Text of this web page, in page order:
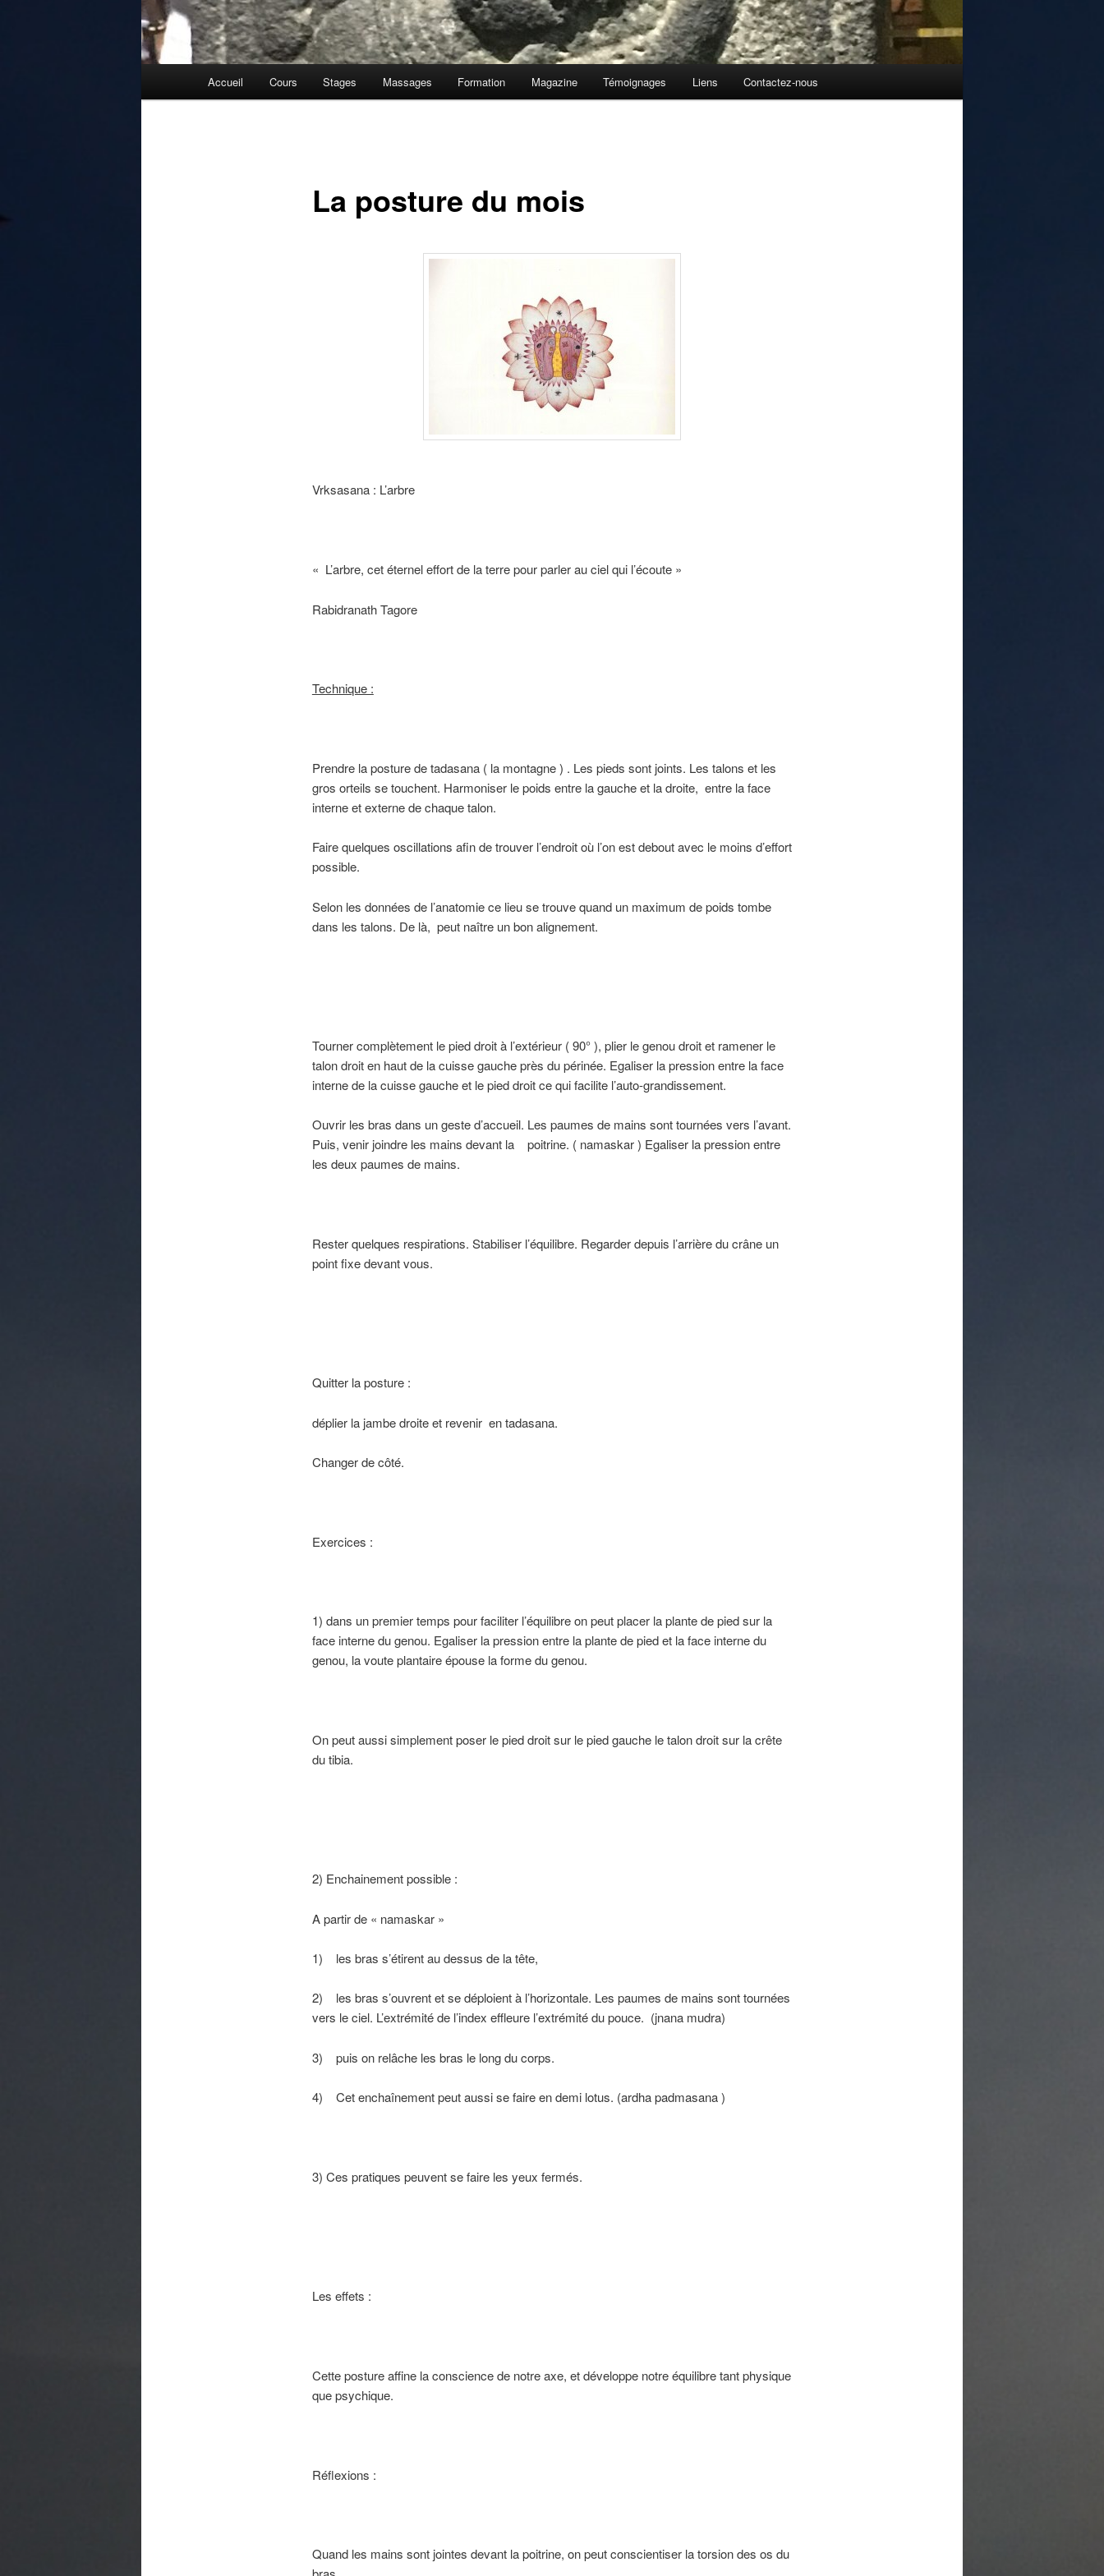
Accueil Cours Stages Massages Formation Magazine Témoignages Liens Contactez-nous
La posture du mois
Vrksasana : L’arbre
« L’arbre, cet éternel effort de la terre pour parler au ciel qui l’écoute »
Rabidranath Tagore
Technique :
Prendre la posture de tadasana ( la montagne ) . Les pieds sont joints. Les talons et les
gros orteils se touchent. Harmoniser le poids entre la gauche et la droite, entre la face
interne et externe de chaque talon.
Faire quelques oscillations afin de trouver l’endroit où l’on est debout avec le moins d’effort
possible.
Selon les données de l’anatomie ce lieu se trouve quand un maximum de poids tombe
dans les talons. De là, peut naître un bon alignement.
Tourner complètement le pied droit à l’extérieur ( 90° ), plier le genou droit et ramener le
talon droit en haut de la cuisse gauche près du périnée. Egaliser la pression entre la face
interne de la cuisse gauche et le pied droit ce qui facilite l’auto-grandissement.
Ouvrir les bras dans un geste d’accueil. Les paumes de mains sont tournées vers l’avant.
Puis, venir joindre les mains devant la poitrine. ( namaskar ) Egaliser la pression entre
les deux paumes de mains.
Rester quelques respirations. Stabiliser l’équilibre. Regarder depuis l’arrière du crâne un
point fixe devant vous.
Quitter la posture :
déplier la jambe droite et revenir en tadasana.
Changer de côté.
Exercices :
1) dans un premier temps pour faciliter l’équilibre on peut placer la plante de pied sur la
face interne du genou. Egaliser la pression entre la plante de pied et la face interne du
genou, la voute plantaire épouse la forme du genou.
On peut aussi simplement poser le pied droit sur le pied gauche le talon droit sur la crête
du tibia.
2) Enchainement possible :
A partir de « namaskar »
1) les bras s’étirent au dessus de la tête,
2) les bras s’ouvrent et se déploient à l’horizontale. Les paumes de mains sont tournées
vers le ciel. L’extrémité de l’index effleure l’extrémité du pouce. (jnana mudra)
3) puis on relâche les bras le long du corps.
4) Cet enchaînement peut aussi se faire en demi lotus. (ardha padmasana )
3) Ces pratiques peuvent se faire les yeux fermés.
Les effets :
Cette posture affine la conscience de notre axe, et développe notre équilibre tant physique
que psychique.
Réflexions :
Quand les mains sont jointes devant la poitrine, on peut conscientiser la torsion des os du